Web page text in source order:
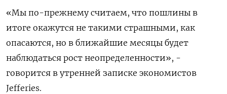
«Мы по-прежнему считаем, что пошлины в
итоге окажутся не такими страшными, как
опасаются, но в ближайшие месяцы будет
наблюдаться рост неопределенности», -
говорится в утренней записке экономистов
Jefferies.